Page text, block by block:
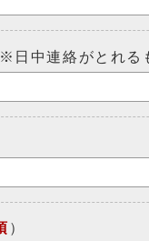
日中連絡がとれる
）